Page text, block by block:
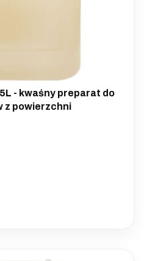
- kwaśny preparat do
z powierzchni